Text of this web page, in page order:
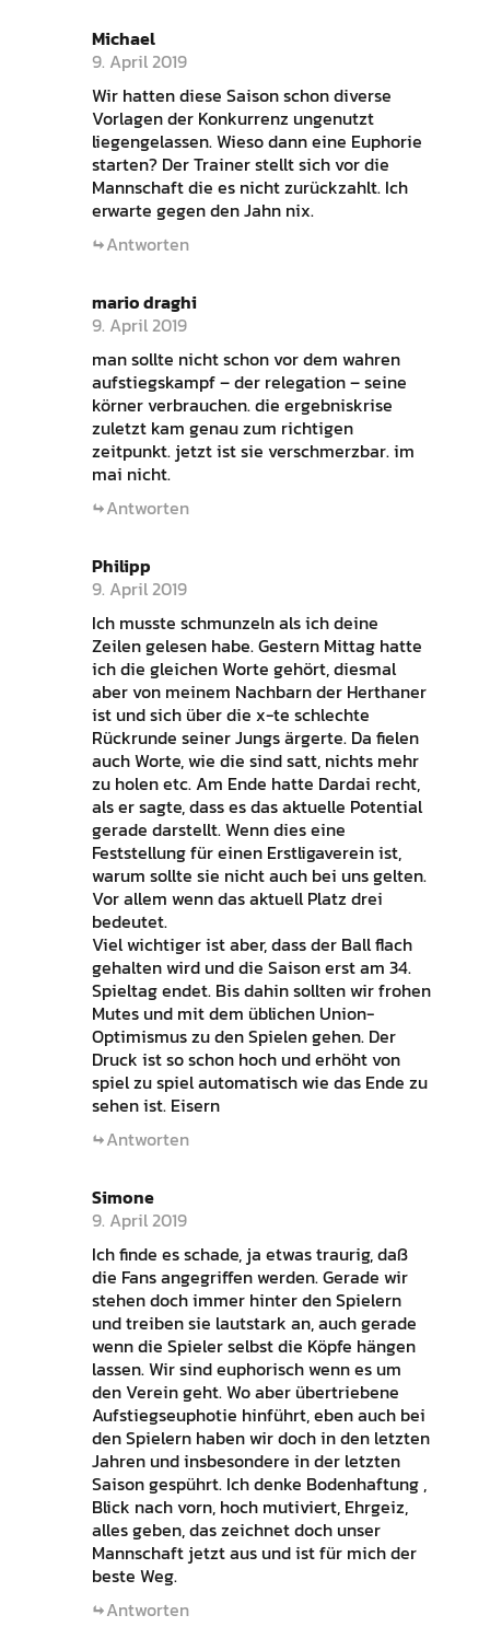
Michael
9. April 2019
Wir hatten diese Saison schon diverse
Vorlagen der Konkurrenz ungenutzt
liegengelassen. Wieso dann eine Euphorie
starten? Der Trainer stellt sich vor die
Mannschaft die es nicht zurückzahlt. Ich
erwarte gegen den Jahn nix.
Antworten
mario draghi
9. April 2019
man sollte nicht schon vor dem wahren
aufstiegskampf – der relegation – seine
körner verbrauchen. die ergebniskrise
zuletzt kam genau zum richtigen
zeitpunkt. jetzt ist sie verschmerzbar. im
mai nicht.
Antworten
Philipp
9. April 2019
Ich musste schmunzeln als ich deine
Zeilen gelesen habe. Gestern Mittag hatte
ich die gleichen Worte gehört, diesmal
aber von meinem Nachbarn der Herthaner
ist und sich über die x-te schlechte
Rückrunde seiner Jungs ärgerte. Da fielen
auch Worte, wie die sind satt, nichts mehr
zu holen etc. Am Ende hatte Dardai recht,
als er sagte, dass es das aktuelle Potential
gerade darstellt. Wenn dies eine
Feststellung für einen Erstligaverein ist,
warum sollte sie nicht auch bei uns gelten.
Vor allem wenn das aktuell Platz drei
bedeutet.
Viel wichtiger ist aber, dass der Ball flach
gehalten wird und die Saison erst am 34.
Spieltag endet. Bis dahin sollten wir frohen
Mutes und mit dem üblichen Union-
Optimismus zu den Spielen gehen. Der
Druck ist so schon hoch und erhöht von
spiel zu spiel automatisch wie das Ende zu
sehen ist. Eisern
Antworten
Simone
9. April 2019
Ich finde es schade, ja etwas traurig, daß
die Fans angegriffen werden. Gerade wir
stehen doch immer hinter den Spielern
und treiben sie lautstark an, auch gerade
wenn die Spieler selbst die Köpfe hängen
lassen. Wir sind euphorisch wenn es um
den Verein geht. Wo aber übertriebene
Aufstiegseuphotie hinführt, eben auch bei
den Spielern haben wir doch in den letzten
Jahren und insbesondere in der letzten
Saison gespührt. Ich denke Bodenhaftung ,
Blick nach vorn, hoch mutiviert, Ehrgeiz,
alles geben, das zeichnet doch unser
Mannschaft jetzt aus und ist für mich der
beste Weg.
Antworten